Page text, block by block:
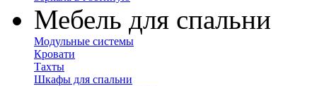
Мебель для спальни
Модульные системы
Кровати
Тахты
Шкафы для спальни